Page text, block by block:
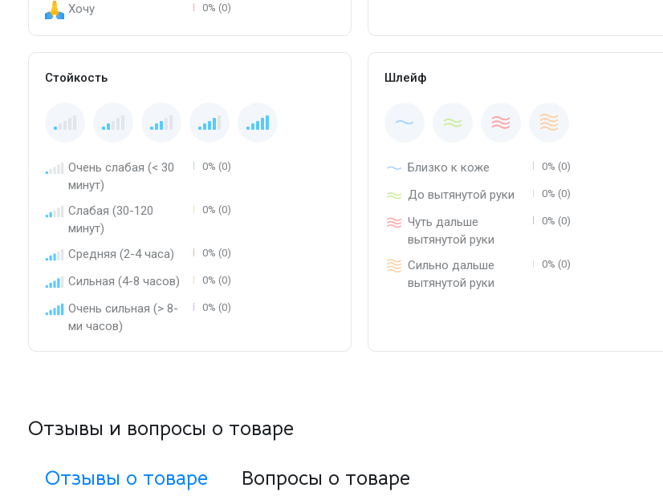
Хочу 0% (0)
Стойкость
Очень слабая (< 30
минут)
0% (0)
Слабая (30-120
минут)
0% (0)
Средняя (2-4 часа) 0% (0)
Сильная (4-8 часов) 0% (0)
Очень сильная (> 8-
ми часов)
0% (0)
Шлейф
Близко к коже 0% (0)
До вытянутой руки 0% (0)
Чуть дальше
вытянутой руки
0% (0)
Сильно дальше
вытянутой руки
0% (0)
Отзывы и вопросы о товаре
Отзывы о товаре
Вопросы о товаре